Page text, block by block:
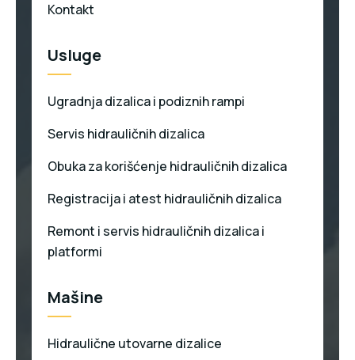
Kontakt
Usluge
Ugradnja dizalica i podiznih rampi
Servis hidrauličnih dizalica
Obuka za korišćenje hidrauličnih dizalica
Registracija i atest hidrauličnih dizalica
Remont i servis hidrauličnih dizalica i
platformi
Mašine
Hidraulične utovarne dizalice